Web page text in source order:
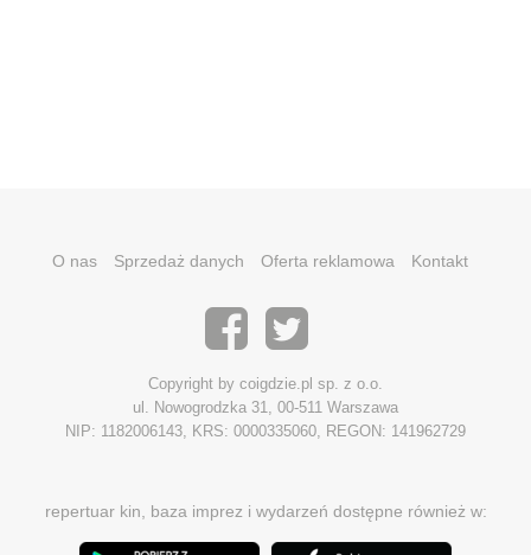
O nas Sprzedaż danych Oferta reklamowa Kontakt
Copyright by coigdzie.pl sp. z o.o.
ul. Nowogrodzka 31, 00-511 Warszawa
NIP: 1182006143, KRS: 0000335060, REGON: 141962729
repertuar kin, baza imprez i wydarzeń dostępne również w: